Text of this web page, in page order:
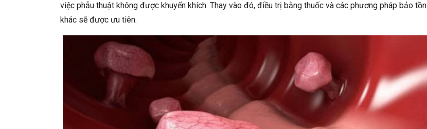
việc phẫu thuật không được khuyến khích. Thay vào đó, điều trị bằng thuốc và các phương pháp bảo tồn
khác sẽ được ưu tiên.